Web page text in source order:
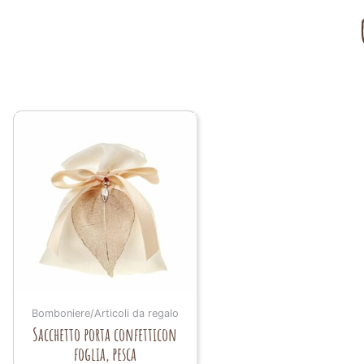
Bomboniere/Articoli da regalo
Sacchetto porta confetticon
foglia, pesca